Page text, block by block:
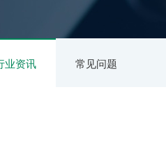
业资讯 常见问题